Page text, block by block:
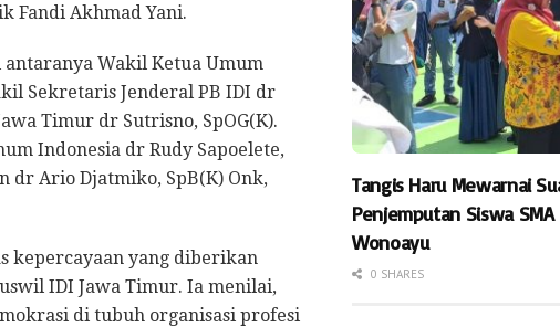
Fandi Akhmad Yani.
Wakil Ketua Umum
Sekretaris Jenderal PB IDI dr
Timur dr Sutrisno, SpOG(K).
Indonesia dr Rudy Sapoelete,
dr Ario Djatmiko, SpB(K) Onk,
kepercayaan yang diberikan
IDI Jawa Timur. Ia menilai,
di tubuh organisasi profesi
Tangis Haru Mewarnai
Penjemputan Siswa SMA
Wonoayu
0 SHARES